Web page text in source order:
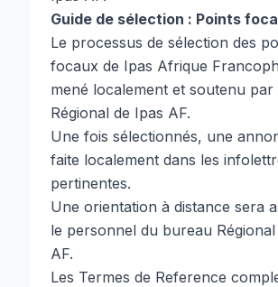
Guide de sélection : Points
Le processus de sélection des
focaux de Ipas Afrique
mené localement et soutenu
Régional de Ipas AF.
Une fois sélectionnés, une
faite localement dans les
pertinentes.
Une orientation à distance sera
le personnel du bureau Régional
AF.
Les Termes de Reference